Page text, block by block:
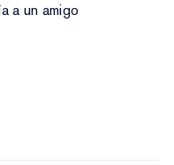
a un amigo